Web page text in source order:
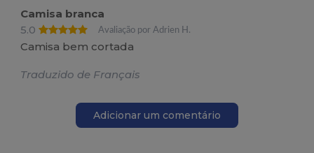
Camisa branca
5.0
Avaliação por Adrien H.
Camisa bem cortada
Traduzido de Français
Adicionar um comentário